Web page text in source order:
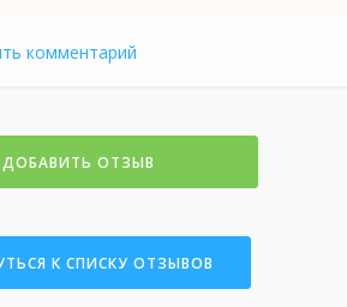
комментарий
ДОБАВИТЬ ОТЗЫВ
К СПИСКУ ОТЗЫВОВ